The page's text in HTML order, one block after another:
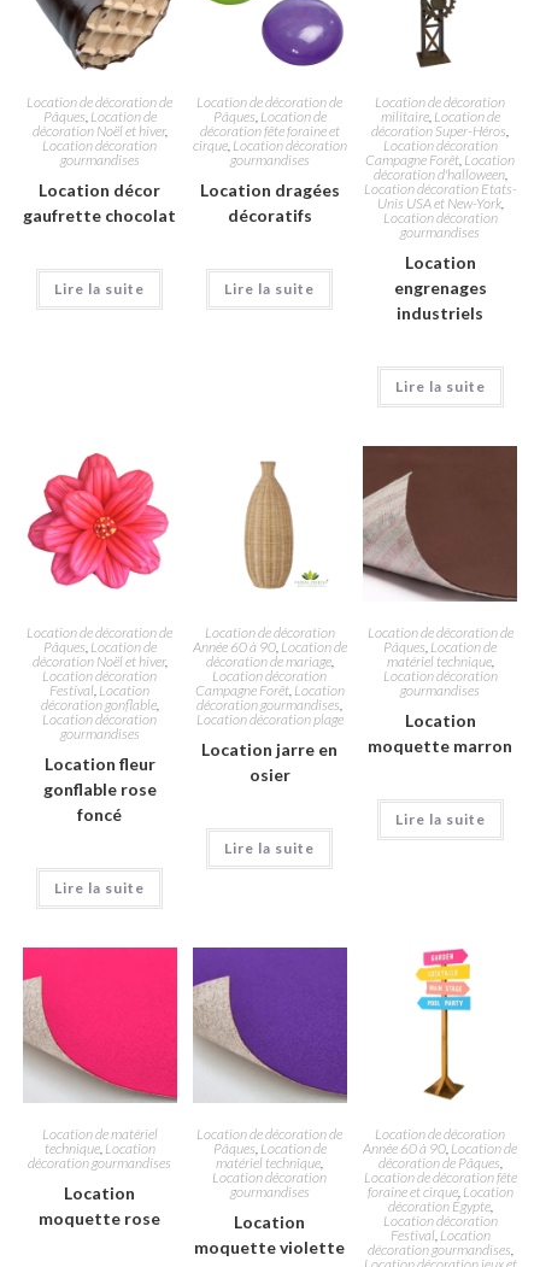
Location de décoration de
Pâques Location de
décoration Noël et hiver,
Location décoration
gourmandises
Location décor
gaufrette chocolat
Lire la suite
Location de décoration de
Pâques Location de
décoration fête foraine et
cirque, Location décoration
gourmandises
Location dragées
décoratifs
Lire la suite
Location de décoration
militaire, Location de
décoration Super-Héros
Location décoration
Campagne Forêt Location
décoration d'halloween,
Location décoration Etats-
Unis USA et New-York,
Location décoration
gourmandises
Location
engrenages
industriels
Lire la suite
Location de décoration de
Pâques Location de
décoration Noël et hiver,
Location décoration
Festival Location
décoration gonflable,
Location décoration
gourmandises
Location fleur
gonflable rose
foncé
Lire la suite
Location de décoration
Année 60 à 90, Location de
décoration de mariage,
Location décoration
Campagne Forêt, Location
décoration gourmandises
Location décoration plage
Location jarre en
osier
Lire la suite
Location de décoration de
Pâques Location de
matériel technique,
Location décoration
gourmandises
Location
moquette marron
Lire la suite
Location de matériel
technique, Location
décoration gourmandises
Location
moquette rose
Location de décoration de
Pâques Location de
matériel technique
Location décoration
gourmandises
Location
moquette violette
Location de décoration
Année 60 à 90 Location de
décoration de Pâques
Location de décoration fête
foraine et cirque, Location
décoration Égypte,
Location décoration
Festival, Location
décoration gourmandises